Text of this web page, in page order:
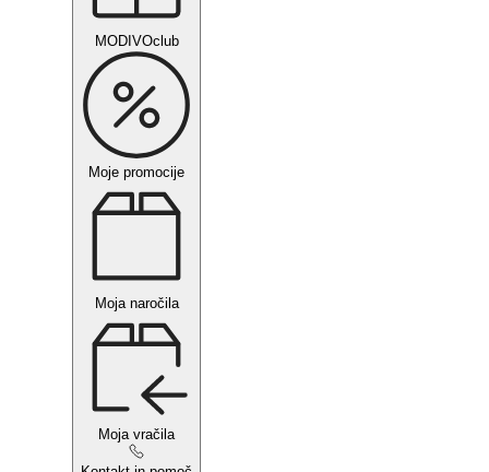
MODIVOclub
Moje promocije
Moja naročila
Moja vračila